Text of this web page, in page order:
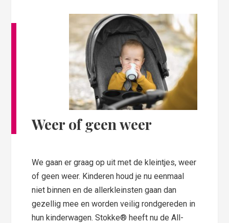
Weer of geen weer
We gaan er graag op uit met de kleintjes, weer
of geen weer. Kinderen houd je nu eenmaal
niet binnen en de allerkleinsten gaan dan
gezellig mee en worden veilig rondgereden in
hun kinderwagen. Stokke® heeft nu de All-